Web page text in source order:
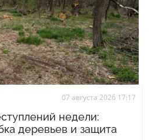
07 августа 2026 17:17
недели:
деревьев и защита